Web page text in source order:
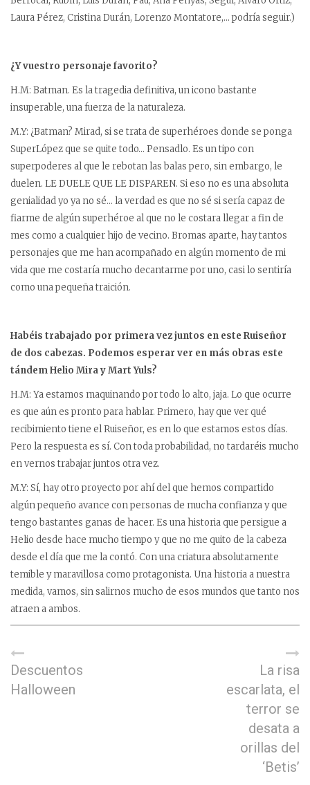
Laura Pérez, Cristina Durán, Lorenzo Montatore,… podría seguir.)
¿Y vuestro personaje favorito?
H.M: Batman. Es la tragedia definitiva, un icono bastante
insuperable, una fuerza de la naturaleza.
M.Y: ¿Batman? Mirad, si se trata de superhéroes donde se ponga
SuperLópez que se quite todo… Pensadlo. Es un tipo con
superpoderes al que le rebotan las balas pero, sin embargo, le
duelen. LE DUELE QUE LE DISPAREN. Si eso no es una absoluta
genialidad yo ya no sé… la verdad es que no sé si sería capaz de
fiarme de algún superhéroe al que no le costara llegar a fin de
mes como a cualquier hijo de vecino. Bromas aparte, hay tantos
personajes que me han acompañado en algún momento de mi
vida que me costaría mucho decantarme por uno, casi lo sentiría
como una pequeña traición.
Habéis trabajado por primera vez juntos en este Ruiseñor
de dos cabezas. Podemos esperar ver en más obras este
tándem Helio Mira y Mart Yuls?
H.M: Ya estamos maquinando por todo lo alto, jaja. Lo que ocurre
es que aún es pronto para hablar. Primero, hay que ver qué
recibimiento tiene el Ruiseñor, es en lo que estamos estos días.
Pero la respuesta es sí. Con toda probabilidad, no tardaréis mucho
en vernos trabajar juntos otra vez.
M.Y: Sí, hay otro proyecto por ahí del que hemos compartido
algún pequeño avance con personas de mucha confianza y que
tengo bastantes ganas de hacer. Es una historia que persigue a
Helio desde hace mucho tiempo y que no me quito de la cabeza
desde el día que me la contó. Con una criatura absolutamente
temible y maravillosa como protagonista. Una historia a nuestra
medida, vamos, sin salirnos mucho de esos mundos que tanto nos
atraen a ambos.
Descuentos
Halloween
La risa
escarlata, el
terror se
desata a
orillas del
‘Betis’